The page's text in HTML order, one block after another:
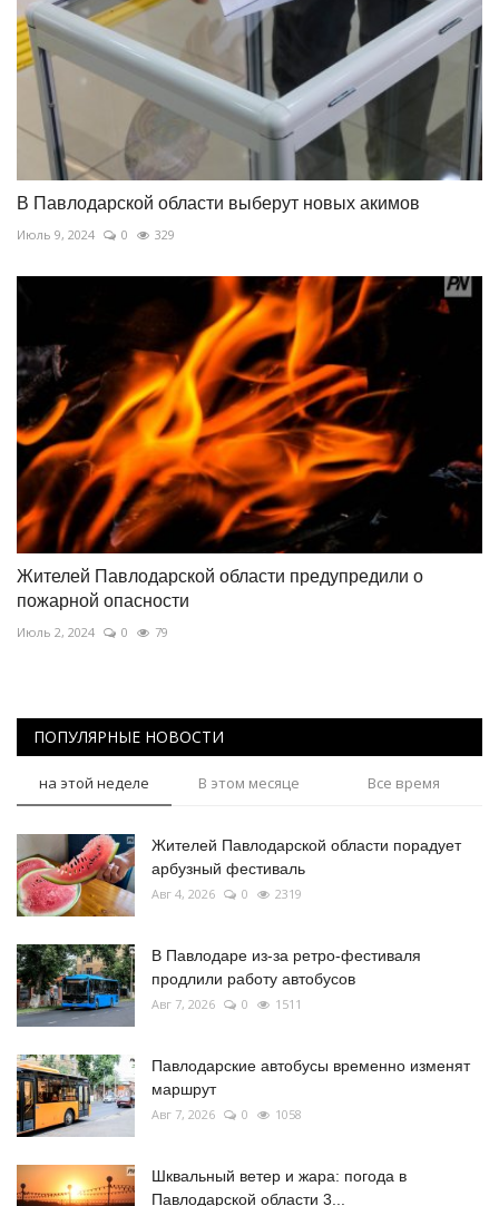
В Павлодарской области выберут новых акимов
Июль 9, 2024 0 329
Жителей Павлодарской области предупредили о
пожарной опасности
Июль 2, 2024 0 79
ПОПУЛЯРНЫЕ НОВОСТИ
на этой неделе В этом месяце Все время
Жителей Павлодарской области порадует
арбузный фестиваль
Авг 4, 2026 0 2319
В Павлодаре из-за ретро-фестиваля
продлили работу автобусов
Авг 7, 2026 0 1511
Павлодарские автобусы временно изменят
маршрут
Авг 7, 2026 0 1058
Шквальный ветер и жара: погода в
Павлодарской области 3...